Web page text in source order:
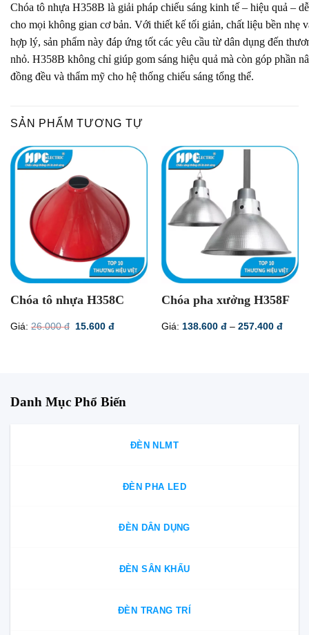
Chóa tô nhựa H358B là giải pháp chiếu sáng kinh tế – hiệu quả –
cho mọi không gian cơ bản. Với thiết kế tối giản, chất liệu bền nhẹ
hợp lý, sản phẩm này đáp ứng tốt các yêu cầu từ dân dụng đến
nhỏ. H358B không chỉ giúp gom sáng hiệu quả mà còn góp phần
đồng đều và thẩm mỹ cho hệ thống chiếu sáng tổng thể.
SẢN PHẨM TƯƠNG TỰ
Chóa tô nhựa H358C
Giá:26.000đ
Giá
15.600 đGiá
Chóa pha xưởng H358F
Giá: 138.600 đ – 257.400 đ
Danh Mục Phổ Biến
ĐÈN NLMT
ĐÈN PHA LED
ĐÈN DÂN DỤNG
ĐÈN SÂN KHẤU
ĐÈN TRANG TRÍ